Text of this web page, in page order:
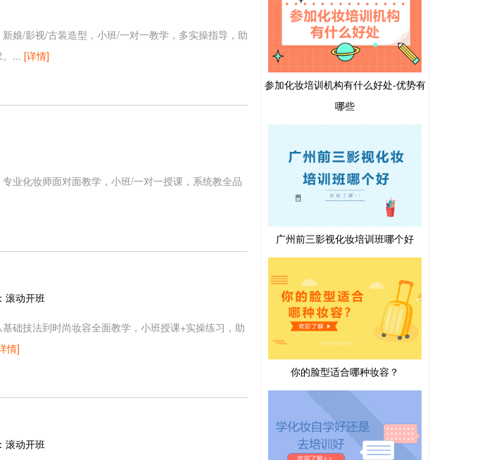
娘/影视/古装造型，小班/一对一教学，多实操指导，助
... [详情]
业化妆师面对面教学，小班/一对一授课，系统教全品
滚动开班
础技法到时尚妆容全面教学，小班授课+实操练习，助
情]
滚动开班
参加化妆培训机构有什么好处-优势有
哪些
广州前三影视化妆培训班哪个好
你的脸型适合哪种妆容？